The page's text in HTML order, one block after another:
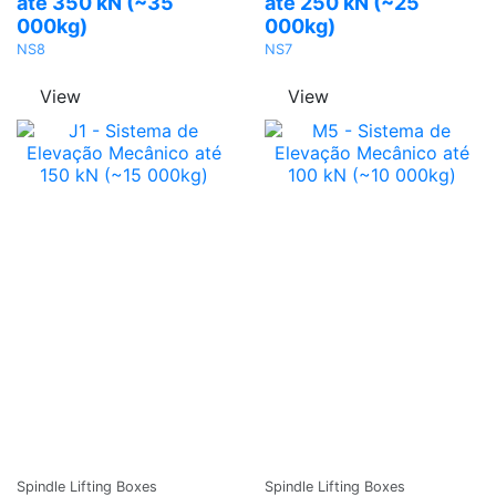
000kg)
NS8
View
000kg)
NS7
View
Spindle Lifting Boxes Spindle Lifting Boxes